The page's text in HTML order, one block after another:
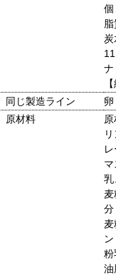
個
ナ
同じ製造ライン
卵
原材料
乳
分
粉
油